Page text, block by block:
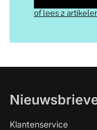
of lees 2
Klantenservice